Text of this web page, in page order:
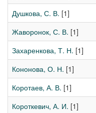
Душкова, С. В. [1]
Жаворонок, С. В. [1]
Захаренкова, Т. Н. [1]
Кононова, О. Н. [1]
Коротаев, А. В. [1]
Короткевич, А. И. [1]